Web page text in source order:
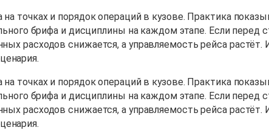
точках и порядок операций в кузове. Практика
брифа и дисциплины на каждом этапе. Если
расходов снижается, а управляемость рейса растёт.
точках и порядок операций в кузове. Практика
брифа и дисциплины на каждом этапе. Если
расходов снижается, а управляемость рейса растёт.